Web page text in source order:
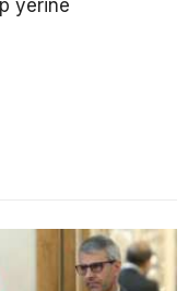
yerine